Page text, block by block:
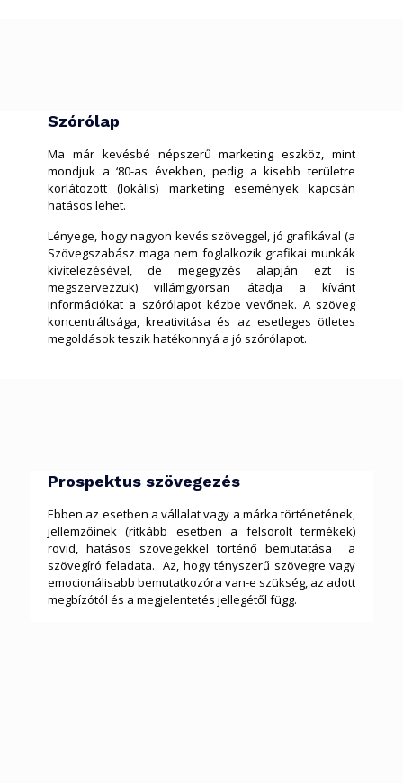
Szórólap
Ma már kevésbé népszerű marketing eszköz, mint
mondjuk a ‘80-as években, pedig a kisebb területre
korlátozott (lokális) marketing események kapcsán
hatásos lehet.
Lényege, hogy nagyon kevés szöveggel, jó grafikával (a
Szövegszabász maga nem foglalkozik grafikai munkák
kivitelezésével, de megegyzés alapján ezt is
megszervezzük) villámgyorsan átadja a kívánt
információkat a szórólapot kézbe vevőnek. A szöveg
koncentráltsága, kreativitása és az esetleges ötletes
megoldások teszik hatékonnyá a jó szórólapot.
Prospektus szövegezés
Ebben az esetben a vállalat vagy a márka történetének,
jellemzőinek (ritkább esetben a felsorolt termékek)
rövid, hatásos szövegekkel történő bemutatása a
szövegíró feladata. Az, hogy tényszerű szövegre vagy
emocionálisabb bemutatkozóra van-e szükség, az adott
megbízótól és a megjelentetés jellegétől függ.